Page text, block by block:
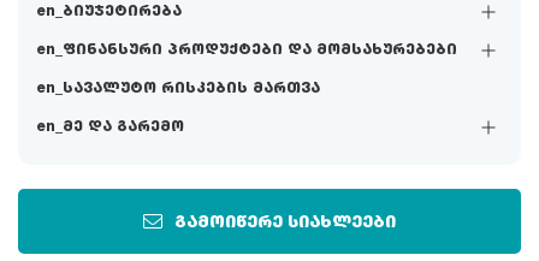
en_ბიუჯეტირება
en_ფინანსური პროდუქტები და მომსახურებები
en_სავალუტო რისკების მართვა
en_მე და გარემო
გამოიწერე სიახლეები